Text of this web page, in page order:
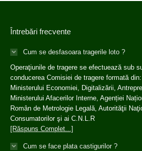
Întrebări frecvente
Cum se desfasoara tragerile loto ?
Operaţiunile de tragere se efectuează sub
conducerea Comisiei de tragere formată
Ministerului Economiei, Digitalizării,
Ministerului Afacerilor Interne, Agenției
Român de Metrologie Legală, Autorităţii
Consumatorilor şi ai C.N.L.R
[Răspuns Complet...]
Cum se face plata castigurilor ?